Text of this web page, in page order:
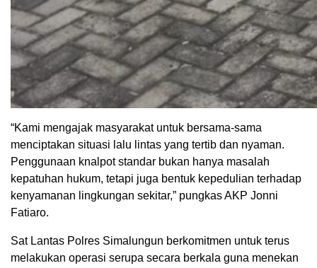
“Kami mengajak masyarakat untuk bersama-sama
menciptakan situasi lalu lintas yang tertib dan nyaman.
Penggunaan knalpot standar bukan hanya masalah
kepatuhan hukum, tetapi juga bentuk kepedulian terhadap
kenyamanan lingkungan sekitar,” pungkas AKP Jonni
Fatiaro.
Sat Lantas Polres Simalungun berkomitmen untuk terus
melakukan operasi serupa secara berkala guna menekan